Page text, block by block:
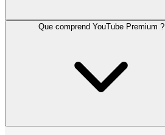
Que comprend YouTube Premium ?